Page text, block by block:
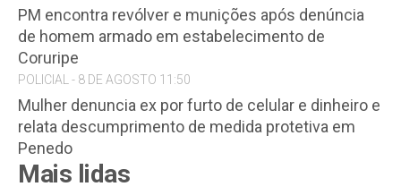
PM encontra revólver e munições após denúncia
de homem armado em estabelecimento de
Coruripe
POLICIAL - 8 DE AGOSTO 11:50
Mulher denuncia ex por furto de celular e dinheiro e
relata descumprimento de medida protetiva em
Penedo
Mais lidas